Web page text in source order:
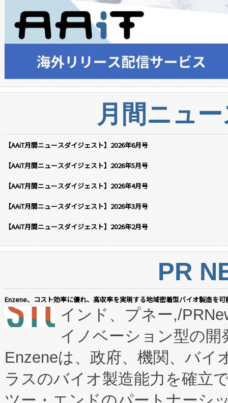
月間ニュ
【AAiT月間ニュースダイジェスト】2026年6月号
【AAiT月間ニュースダイジェスト】2026年5月号
【AAiT月間ニュースダイジェスト】2026年4月号
【AAiT月間ニュースダイジェスト】2026年3月号
【AAiT月間ニュースダイジェスト】2026年2月号
PR
Enzene、コスト効率に優れ、高収率を実現する地域密着型バイオ製造を
インド、プネー,/
イノベーション型の
Enzeneは、政府、機関、バイ
ラスのバイオ製造能力を確立